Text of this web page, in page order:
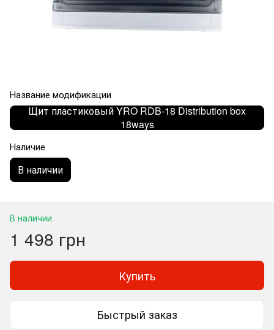
Название модификации
Щит пластиковый YRO RDB-18 Distribution box
18ways
Наличие
В наличии
В наличии
1 498 грн
Купить
Быстрый заказ